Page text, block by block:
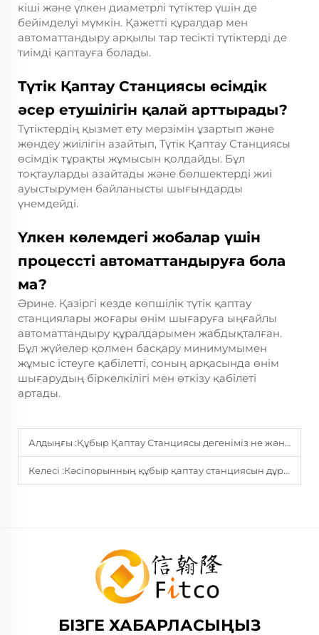
кіші және үлкен диаметрлі түтіктер үшін де
бейімделуі мүмкін. Қажетті құралдар мен
автоматтандыру арқылы тар тесікті түтіктерді де
тиімді қаптауға болады.
Түтік Қаптау Станциясы өсімдік
әсер етушілігін қалай арттырады?
Түтіктердің қызмет ету мерзімін ұзартып және
жөндеу жиілігін азайтып, Түтік Қаптау Станциясы
өсімдік тұрақты жұмысын қолдайды. Бұл
тоқтауларды азайтады және бөлшектерді жиі
ауыстырумен байланысты шығындарды
үнемдейді.
Үлкен көлемдегі жобалар үшін
процессті автоматтандыруға бола
ма?
Әрине. Қазіргі кезде көпшілік түтік қаптау
станциялары жоғары өнім шығаруға ыңғайлы
автоматтандыру құралдарымен жабдықталған.
Бұл жүйелер қолмен басқару минимумымен
жұмыс істеуге қабілетті, соның арқасында өнім
шығарудың біркелкілігі мен өткізу қабілеті
артады.
Алдыңғы :Құбыр Қаптау Станциясы дегеніміз не және ол қалай әсер етеді?
Келесі :Кәсіпорынның құбыр қаптау станциясын дұрыс таңдау әдісі
БІЗГЕ ХАБАРЛАСЫҢЫЗ